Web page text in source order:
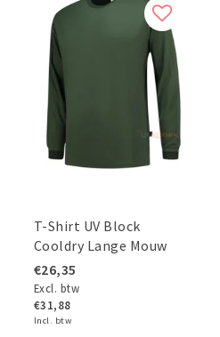
T-Shirt UV Block
Cooldry Lange Mouw
€26,35
Excl. btw
€31,88
Incl. btw